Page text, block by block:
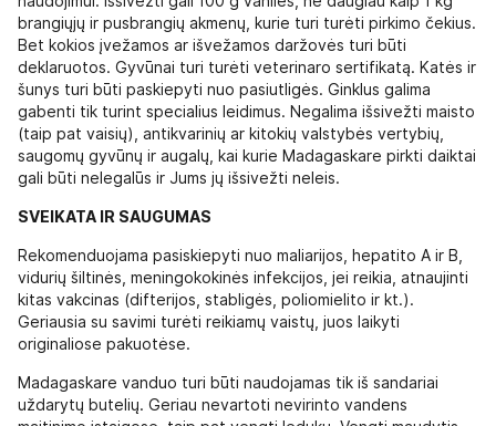
brangiųjų ir pusbrangių akmenų, kurie turi turėti pirkimo čekius.
Bet kokios įvežamos ar išvežamos daržovės turi būti
deklaruotos. Gyvūnai turi turėti veterinaro sertifikatą. Katės ir
šunys turi būti paskiepyti nuo pasiutligės. Ginklus galima
gabenti tik turint specialius leidimus. Negalima išsivežti maisto
(taip pat vaisių), antikvarinių ar kitokių valstybės vertybių,
saugomų gyvūnų ir augalų, kai kurie Madagaskare pirkti daiktai
gali būti nelegalūs ir Jums jų išsivežti neleis.
SVEIKATA IR SAUGUMAS
Rekomenduojama pasiskiepyti nuo maliarijos, hepatito A ir B,
vidurių šiltinės, meningokokinės infekcijos, jei reikia, atnaujinti
kitas vakcinas (difterijos, stabligės, poliomielito ir kt.).
Geriausia su savimi turėti reikiamų vaistų, juos laikyti
originaliose pakuotėse.
Madagaskare vanduo turi būti naudojamas tik iš sandariai
uždarytų butelių. Geriau nevartoti nevirinto vandens